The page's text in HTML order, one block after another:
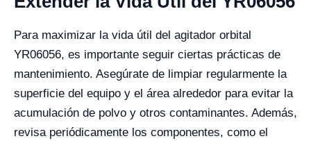
Para maximizar la vida útil del agitador orbital
YR06056, es importante seguir ciertas prácticas de
mantenimiento. Asegúrate de limpiar regularmente la
superficie del equipo y el área alrededor para evitar la
acumulación de polvo y otros contaminantes. Además,
revisa periódicamente los componentes, como el